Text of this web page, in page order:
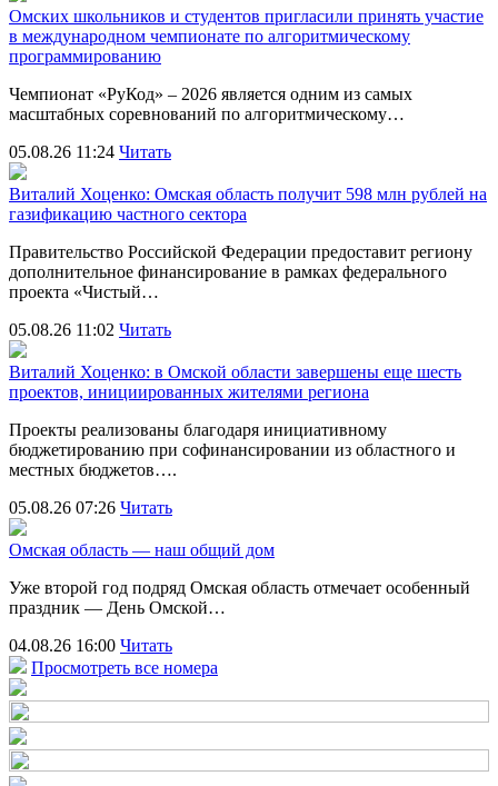
Омских школьников и студентов пригласили принять участие
в международном чемпионате по алгоритмическому
программированию
Чемпионат «РуКод» – 2026 является одним из самых
масштабных соревнований по алгоритмическому…
05.08.26 11:24 Читать
Виталий Хоценко: Омская область получит 598 млн рублей на
газификацию частного сектора
Правительство Российской Федерации предоставит региону
дополнительное финансирование в рамках федерального
проекта «Чистый…
05.08.26 11:02 Читать
Виталий Хоценко: в Омской области завершены еще шесть
проектов, инициированных жителями региона
Проекты реализованы благодаря инициативному
бюджетированию при софинансировании из областного и
местных бюджетов….
05.08.26 07:26 Читать
Омская область — наш общий дом
Уже второй год подряд Омская область отмечает особенный
праздник — День Омской…
04.08.26 16:00 Читать
Просмотреть все номера